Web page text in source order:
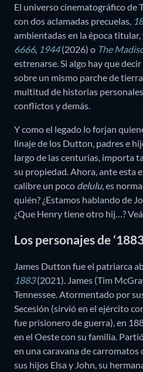
El universo cinematográfico de
con dos aclamadas precuelas,
ambientadas en la época
6666, 1944(2026) o The
estrenarse. Si algo hay que decir
sobre un mismo parche de
multitud de historias
conflictos y demás.
Y como el legado lo forjan
linaje de los Dutton, padres e
largo de las centurias, importa
su propiedad. Ahora, ante esta
calibre un poco delulu, es
quién? ¿Estamos hablando de
¿Que Henry tiene otro hij…?
Los personajes de
James Dutton fue el patriarca
1883(2021). James (Tim
Tennessee. Atormentado por
Secesión (sirvió en el ejército
fue prisionero de guerra), en
en el Oeste con su familia.
en una caravana de carromatos
sus hijos Elsa y John, su